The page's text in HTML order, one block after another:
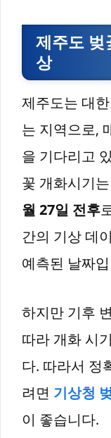
제주도 벚
상
제주도는 대
는 지역으로,
을 기다리고
꽃 개화시기는
월 27일 전후
간의 기상 데
예측된 날짜
하지만 기후
따라 개화 시
다. 따라서 정
려면 기상청
이 좋습니다.